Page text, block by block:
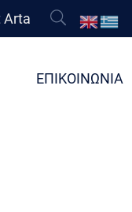
Arta
ΕΠΙΚΟΙΝΩΝΙΑ